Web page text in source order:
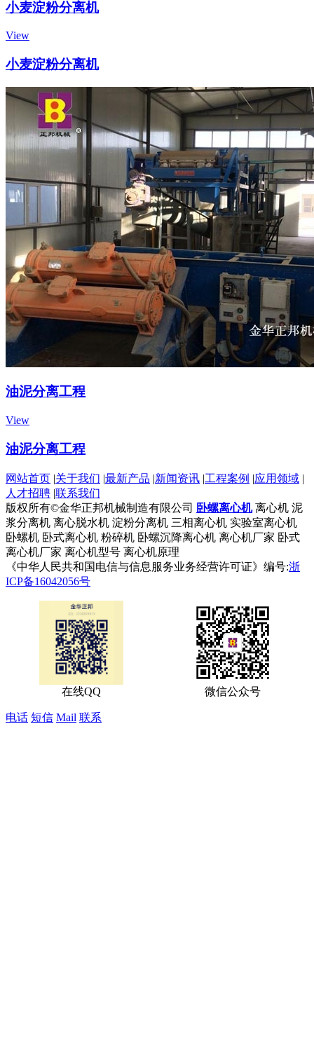
小麦淀粉分离机
View
小麦淀粉分离机
油泥分离工程
View
油泥分离工程
网站首页 |关于我们 |最新产品 |新闻资讯 |工程案例 |应用领域 |
人才招聘 |联系我们
版权所有©金华正邦机械制造有限公司
卧螺离心机 离心机 泥
浆分离机 离心脱水机 淀粉分离机 三相离心机 实验室离心机
卧螺机 卧式离心机 粉碎机 卧螺沉降离心机 离心机厂家 卧式
离心机厂家 离心机型号 离心机原理
《中华人民共和国电信与信息服务业务经营许可证》编号:浙
ICP备16042056号
在线QQ 微信公众号
电话 短信 Mail 联系